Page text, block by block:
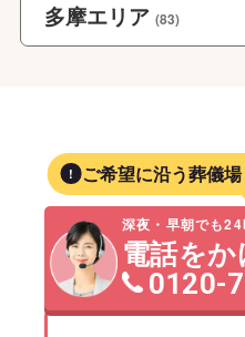
多摩エリア(83)
ご希望に沿う葬儀
深夜・早朝でも
電話をか
0120-